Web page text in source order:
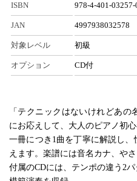
ISBN 978-4-401-03257-
JAN 4997938032578
対象レベル 初級
オプション CD付
「テクニックはないけれどあ
にお応えして、大人のピアノ初
一冊につき1曲を丁寧に解説し
えます。楽譜には音名カナ、や
付属のCDには、テンポの違う2